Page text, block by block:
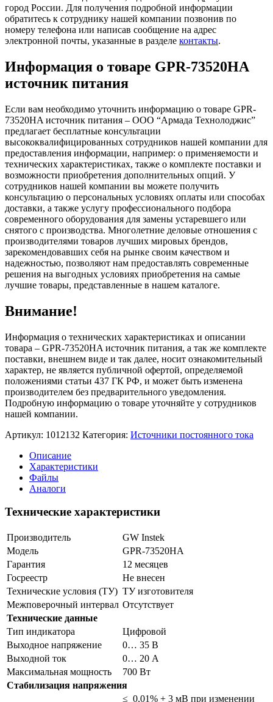
город России. Для получения подробной информации
обратитесь к сотруднику нашей компании позвонив по
номеру телефона или написав сообщение на адрес
электронной почты, указанные в разделе контакты.
Информация о товаре GPR-73520HA
источник питания
Если вам необходимо уточнить информацию о товаре GPR-
73520HA источник питания – ООО “Армада Технолоджис”
предлагает бесплатные консультации
высококвалифицированных сотрудников нашей компании для
предоставления информации, например: о применяемости и
технических характеристиках, также о комплекте поставки и
возможности приобретения дополнительных опций. У
сотрудников нашей компании вы можете получить
консультацию о персональных условиях оплаты или способах
доставки, а также услугу профессионального подбора
современного оборудования для замены устаревшего или
снятого с производства. Многолетние деловые отношения с
производителями товаров лучших мировых брендов,
зарекомендовавших себя на рынке своим качеством и
надежностью, позволяют нам предоставлять современные
решения на выгодных условиях приобретения на самые
лучшие товары, представленные в нашем каталоге.
Внимание!
Информация о технических характеристиках и описании
товара – GPR-73520HA источник питания, а так же комплекте
поставки, внешнем виде и так далее, носит ознакомительный
характер, не является публичной офертой, определяемой
положениями статьи 437 ГК РФ, и может быть изменена
производителем без предварительного уведомления.
Подробную информацию о товаре уточняйте у сотрудников
нашей компании.
Артикул: 1012132 Категория: Источники постоянного тока
Описание
Характеристики
Файлы
Аналоги
Технические характеристики
Производитель
GW Instek
Модель
GPR-73520HA
Гарантия
12 месяцев
Госреестр
Не внесен
Технические условия (ТУ) ТУ изготовителя
Межповерочный интервал Отсутствует
Технические данные
Тип индикатора
Цифровой
Выходное напряжение
0… 35 В
Выходной ток
0… 20 А
Максимальная мощность
700 Вт
Стабилизация напряжения
≤ 0,01% + 3 мВ при изменении